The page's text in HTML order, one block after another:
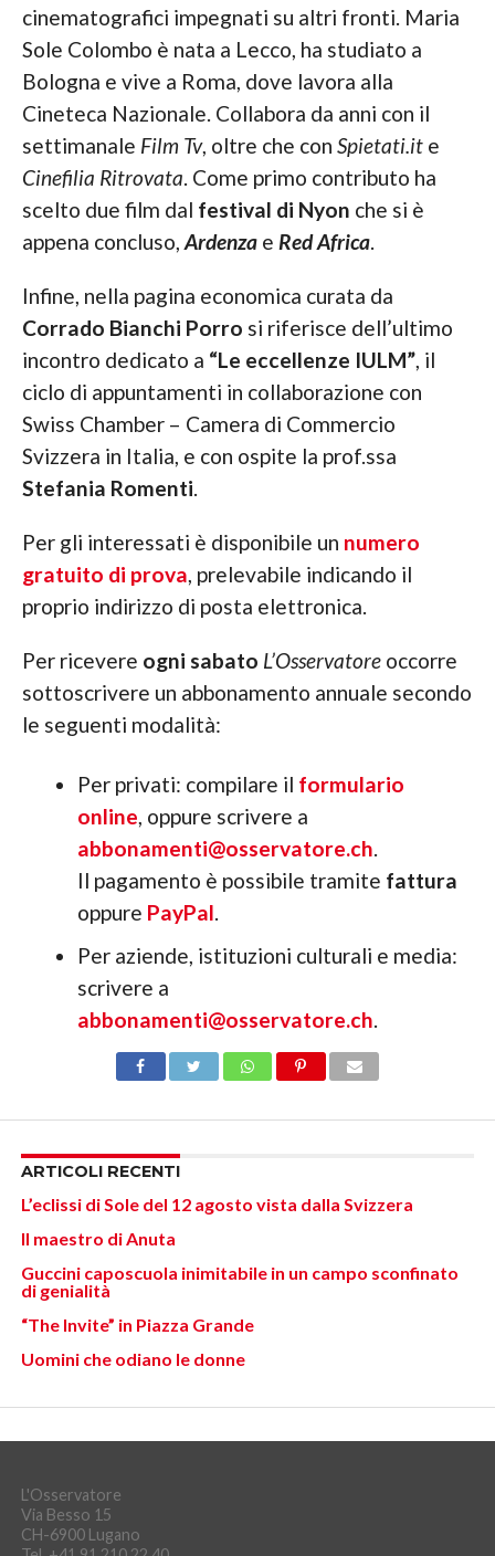
cinematografici impegnati su altri fronti. Maria
Sole Colombo è nata a Lecco, ha studiato a
Bologna e vive a Roma, dove lavora alla
Cineteca Nazionale. Collabora da anni con il
settimanale Film Tv, oltre che con Spietati.ite
Cinefilia Ritrovata . Come primo contributo ha
scelto due film dal festival di Nyon che si è
appena concluso, Ardenzae Red Africa.
Infine, nella pagina economica curata da
Corrado Bianchi Porro si riferisce dell’ultimo
incontro dedicato a “Le eccellenze IULM”, il
ciclo di appuntamenti in collaborazione con
Swiss Chamber – Camera di Commercio
Svizzera in Italia, e con ospite la prof.ssa
Stefania Romenti
Per gli interessati è disponibile un numero
gratuito di prova , prelevabile indicando il
proprio indirizzo di posta elettronica.
Per ricevere ogni sabato L’Osservatoreoccorre
sottoscrivere un abbonamento annuale secondo
le seguenti modalità:
Per privati: compilare il formulario
online , oppure scrivere a
abbonamenti@osservatore.ch
Il pagamento è possibile tramite fattura
oppure PayPal
Per aziende, istituzioni culturali e media:
scrivere a
abbonamenti@osservatore.ch
ARTICOLI RECENTI
L’eclissi di Sole del 12 agosto vista dalla Svizzera
Il maestro di Anuta
Guccini caposcuola inimitabile in un campo sconfinato
di genialità
“The Invite” in Piazza Grande
Uomini che odiano le donne
L'Osservatore
Via Besso 15
CH-6900 Lugano